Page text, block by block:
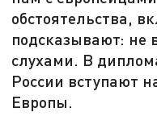
обстоятельства,
подсказывают: не
слухами. В
России вступают
Европы.